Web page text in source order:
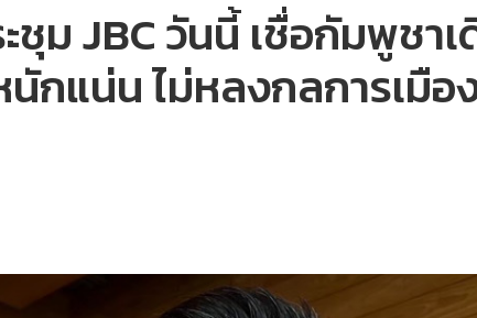
ม JBC วันนี้ เชื่อกัมพูชา
กแน่น ไม่หลงกลการเมื